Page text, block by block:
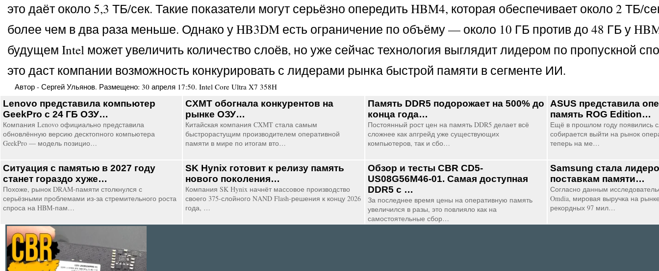
это даёт около 5,3 ТБ/сек. Такие показатели могут серьёзно опередить HBM4, которая обеспечивает около 2 ТБ/
более чем в два раза меньше. Однако у HB3DM есть ограничение по объёму — около 10 ГБ против до 48 ГБ у
будущем Intel может увеличить количество слоёв, но уже сейчас технология выглядит лидером по пропускной
это даст компании возможность конкурировать с лидерами рынка быстрой памяти в сегменте ИИ.
Автор - Сергей Ульянов. Размещено: 30 апреля 17:50. Intel Core Ultra X7 358H
Lenovo представила компьютер
GeekPro с 24 ГБ ОЗУ…
Компания Lenovo официально представила
обновлённую версию десктопного компьютера
GeekPro — модель позицио…
CXMT обогнала конкурентов на
рынке ОЗУ…
Китайская компания CXMT стала самым
быстрорастущим производителем оперативной
памяти в мире по итогам вто…
Память DDR5 подорожает на 500% до
конца года…
Постоянный рост цен на память DDR5 делает всё
сложнее как апгрейд уже существующих
компьютеров, так и сбо…
ASUS представила
память ROG Edition…
Ещё в прошлом году появились
собирается выйти на рынок
теперь на ме…
Ситуация с памятью в 2027 году
станет гораздо хуже…
Похоже, рынок DRAM-памяти столкнулся с
серьёзными проблемами из-за стремительного роста
спроса на HBM-пам…
SK Hynix готовит к релизу память
нового поколения…
Компания SK Hynix начнёт массовое производство
своего 375-слойного NAND Flash-решения к концу 2026
года, …
Обзор и тесты CBR CD5-
US08G56M46-01. Самая доступная
DDR5 с …
За последнее время цены на оперативную память
увеличился в разы, это повлияло как на
самостоятельные сбор…
Samsung стала
поставкам памяти…
Согласно данным
Omdia, мировая выручка на
рекордных 97 мил…